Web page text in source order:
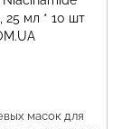
масок для